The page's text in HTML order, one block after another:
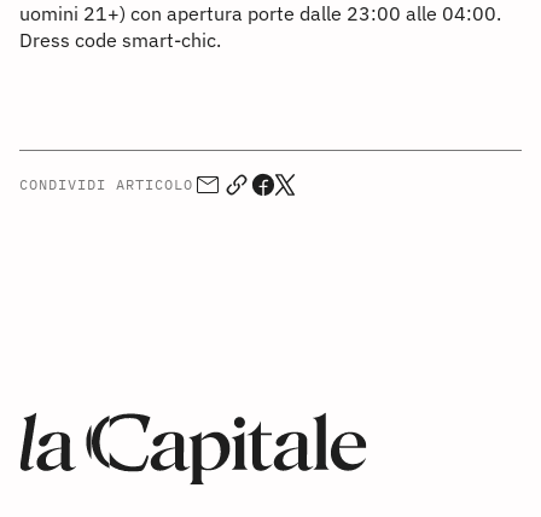
uomini 21+) con apertura porte dalle 23:00 alle 04:00.
Dress code smart-chic.
CONDIVIDI ARTICOLO